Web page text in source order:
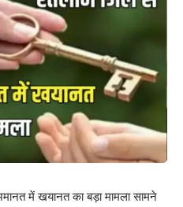
में खयानत का बड़ा मामला सामने